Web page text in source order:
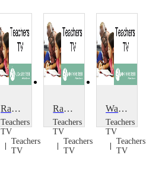
Race and Religion
Teachers
TV
Teachers
TV
Race for Survival
Teachers
TV
Teachers
TV
Walter Tull: Race, Football and Black Britain 1909
Teachers
TV
Teachers
TV